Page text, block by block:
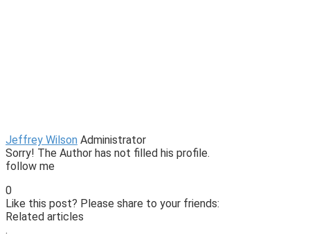
Jeffrey Wilson Administrator
Sorry! The Author has not filled his profile.
follow me
0
Like this post? Please share to your friends:
Related articles
.